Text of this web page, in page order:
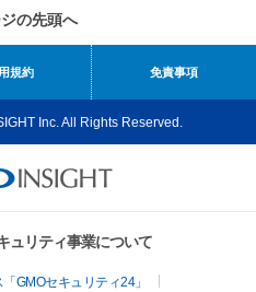
の先頭へ
規約 免責事項
Inc. All Rights Reserved.
ュリティ事業について
GMOセキュリティ24」